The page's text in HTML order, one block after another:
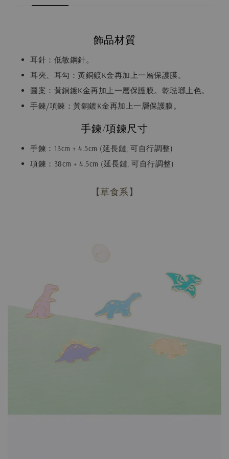
【草食系】
飾品材質
耳針：低敏鋼針。
耳夾、耳勾：黃銅鍍K金再加上一層保護膜。
圖案：黃銅鍍K金再加上一層保護膜。乾琺瑯上色。
手鍊/項鍊：黃銅鍍K金再加上一層保護膜。
手鍊/項鍊尺寸
手鍊：13cm + 4.5cm (延長鏈, 可自行調整)
項鍊：38cm + 4.5cm (延長鏈, 可自行調整)